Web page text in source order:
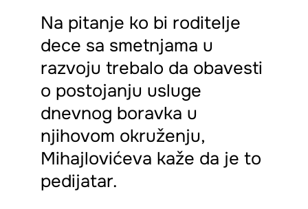
Na pitanje ko bi roditelje
dece sa smetnjama u
razvoju trebalo da obavesti
o postojanju usluge
dnevnog boravka u
njihovom okruženju,
Mihajlovićeva kaže da je to
pedijatar.